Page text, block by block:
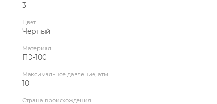
3
Цвет
Черный
Материал
ПЭ-100
Максимальное давление, атм
10
Страна происхождения